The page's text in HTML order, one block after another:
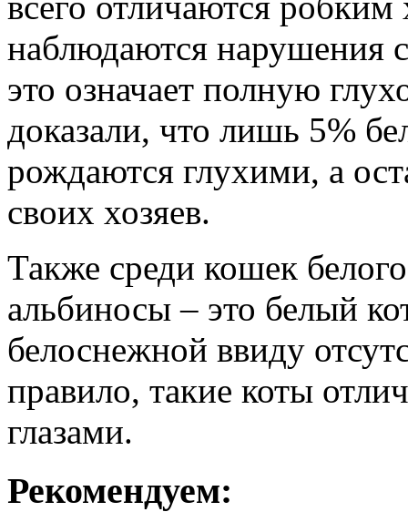
наблюдаются нарушения
это означает полную
доказали, что лишь 5%
рождаются глухими, а
своих хозяев.
Также среди кошек
альбиносы – это белый
белоснежной ввиду
правило, такие коты
глазами.
Рекомендуем: